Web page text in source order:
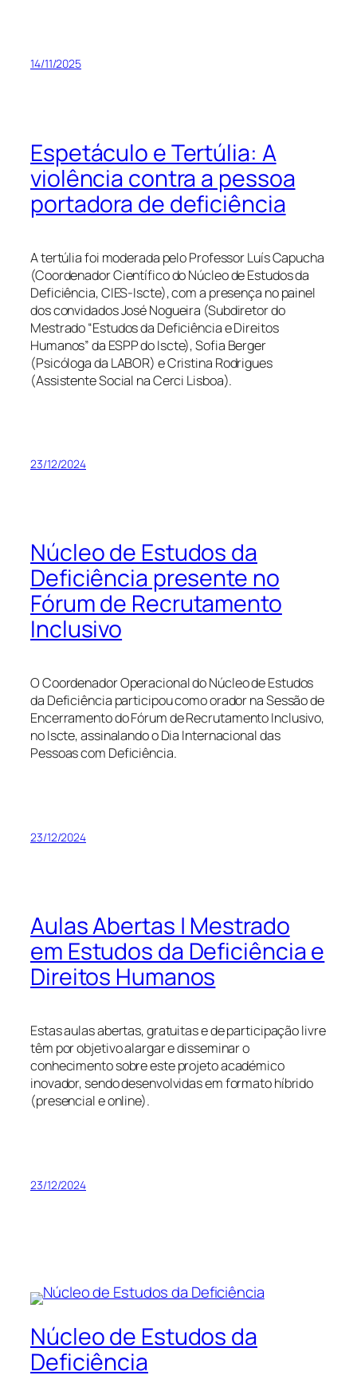
14/11/2025
Espetáculo e Tertúlia: A
violência contra a pessoa
portadora de deficiência
A tertúlia foi moderada pelo Professor Luís Capucha
(Coordenador Científico do Núcleo de Estudos da
Deficiência, CIES-Iscte), com a presença no painel
dos convidados José Nogueira (Subdiretor do
Mestrado “Estudos da Deficiência e Direitos
Humanos” da ESPP do Iscte), Sofia Berger
(Psicóloga da LABOR) e Cristina Rodrigues
(Assistente Social na Cerci Lisboa).
23/12/2024
Núcleo de Estudos da
Deficiência presente no
Fórum de Recrutamento
Inclusivo
O Coordenador Operacional do Núcleo de Estudos
da Deficiência participou como orador na Sessão de
Encerramento do Fórum de Recrutamento Inclusivo,
no Iscte, assinalando o Dia Internacional das
Pessoas com Deficiência.
23/12/2024
Aulas Abertas | Mestrado
em Estudos da Deficiência e
Direitos Humanos
Estas aulas abertas, gratuitas e de participação livre
têm por objetivo alargar e disseminar o
conhecimento sobre este projeto académico
inovador, sendo desenvolvidas em formato híbrido
(presencial e online).
23/12/2024
Núcleo de Estudos da
Deficiência